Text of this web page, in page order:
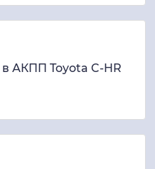
АКПП Toyota C-HR